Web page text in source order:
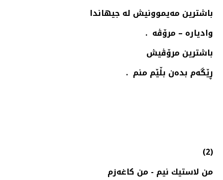
باشترین مەیموونیش لە جیهاندا
وادیاره‌ – مرۆڤە .
باشترین مرۆڤیش
ڕێگەم بدەن بڵێم منم .
(2)
من لاستیك نیم - من كاغه‌زم